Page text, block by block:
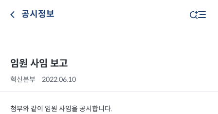
공시정보
임원 사임 보고
혁신본부 2022.06.10
첨부와 같이 임원 사임을 공시합니다.